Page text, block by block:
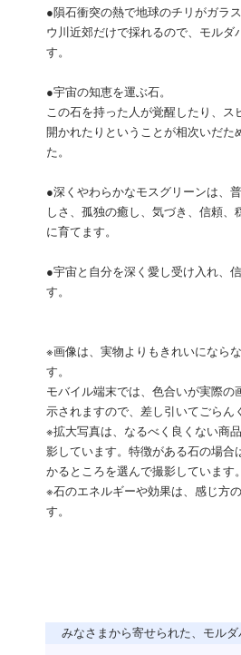
●隕石衝突の熱で地球のチリがガラ
ウ川近郊だけで採れるので、モルダ
す。
●宇宙の知恵を運ぶ石。
この石を持った人が覚醒したり、ス
開かれたりということが相次いだた
た。
●深くやわらかなモスグリーンは、
しさ、孤独の癒し、気づき、信頼、
に育てます。
●宇宙と自分を深く愛し受け入れ、
す。
※画像は、実物よりもきれいになら
す。
モバイル端末では、色合いが実際の
示されますので、差し引いてごらん
※拡大写真は、なるべく良くない商
影しています。特徴がある石の場合
かるところを選んで撮影しています。
※石のエネルギーや効果は、感じ方
す。
みなさまから寄せられた、モル